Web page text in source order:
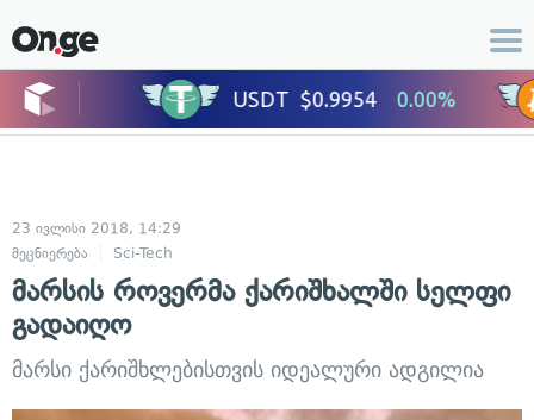
23 ივლისი 2018, 14:29
მეცნიერება
Sci-Tech
მარსის როვერმა ქარიშხალში სელფი
გადაიღო
მარსი ქარიშხლებისთვის იდეალური ადგილია